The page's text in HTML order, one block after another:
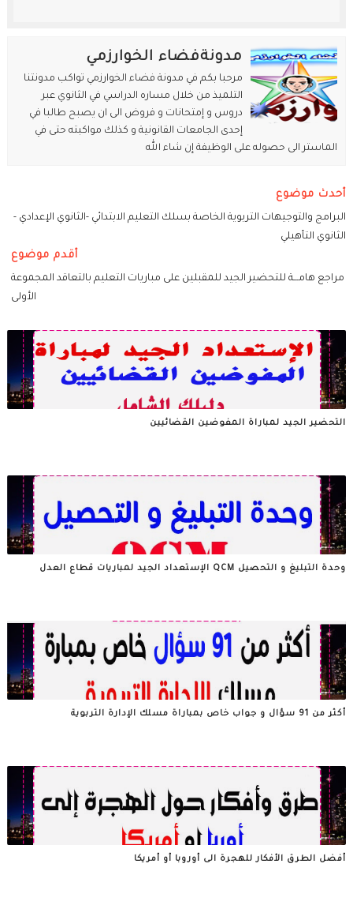
مدونةفضاء الخوارزمي
مرحبا بكم في مدونة فضاء الخوارزمي تواكب مدونتنا
التلميذ من خلال مساره الدراسي في الثانوي عبر
دروس و إمتحانات و فروض الى ان يصبح طالبا في
إحدى الجامعات القانونية و كذلك مواكبته حتى في
الماستر الى حصوله على الوظيفة إن شاء الله
أحدث موضوع
البرامج والتوجيهات التربوية الخاصة بسلك التعليم الابتدائي -الثانوي الإعدادي -
الثانوي التأهيلي
أقدم موضوع
مراجع هامـــة للتحضير الجيد للمقبلين على مباريات التعليم بالتعاقد المجموعة
الأولى
التحضير الجيد لمباراة المفوضين القضائيين
وحدة التبليغ و التحصيل QCM الإستعداد الجيد لمباريات قطاع العدل
أكثر من 91 سؤال و جواب خاص بمباراة مسلك الإدارة التربوية
أفضل الطرق الأفكار للهجرة الى أوروبا أو أمريكا